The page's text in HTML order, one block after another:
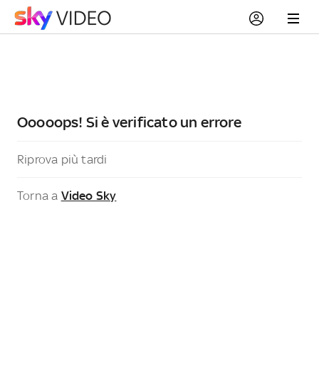
Ooooops! Si è verificato un errore
Riprova più tardi
Torna a Video Sky